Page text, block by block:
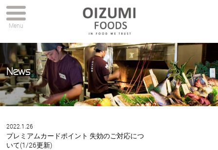
Menu
News
2022.1.26
プレミアムカードポイント 失効のご対応につ
いて(1/26更新)